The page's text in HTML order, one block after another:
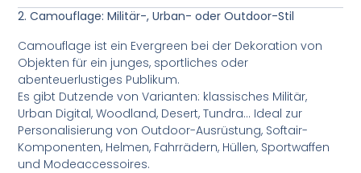
2. Camouflage: Militär-, Urban- oder Outdoor-Stil
Camouflage ist ein Evergreen bei der Dekoration von
Objekten für ein junges, sportliches oder
abenteuerlustiges Publikum.
Es gibt Dutzende von Varianten: klassisches Militär,
Urban Digital, Woodland, Desert, Tundra… Ideal zur
Personalisierung von Outdoor-Ausrüstung, Softair-
Komponenten, Helmen, Fahrrädern, Hüllen, Sportwaffen
und Modeaccessoires.